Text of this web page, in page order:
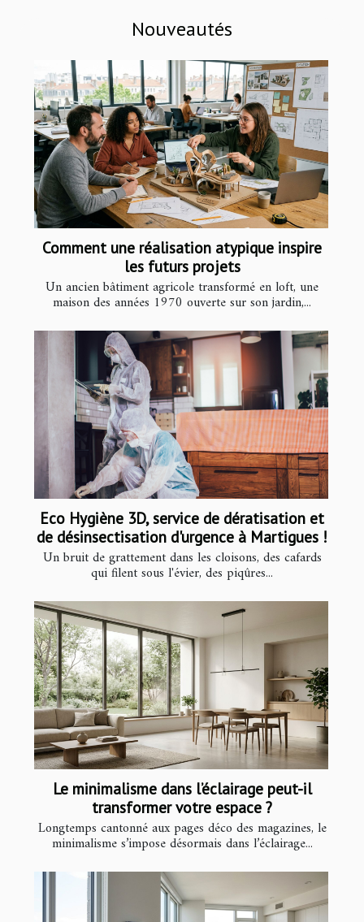
Nouveautés
Comment une réalisation atypique inspire
les futurs projets
Un ancien bâtiment agricole transformé en loft, une
maison des années 1970 ouverte sur son jardin,...
Eco Hygiène 3D, service de dératisation et
de désinsectisation d'urgence à Martigues !
Un bruit de grattement dans les cloisons, des cafards
qui filent sous l'évier, des piqûres...
Le minimalisme dans l’éclairage peut-il
transformer votre espace ?
Longtemps cantonné aux pages déco des magazines, le
minimalisme s’impose désormais dans l’éclairage...